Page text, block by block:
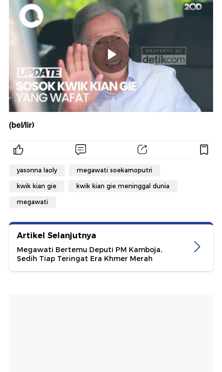
(bel/lir)
yasonna laoly megawati soekarnoputri
kwik kian gie kwik kian gie meninggal dunia
megawati
Artikel Selanjutnya
Megawati Bertemu Deputi PM Kamboja,
Sedih Tiap Teringat Era Khmer Merah